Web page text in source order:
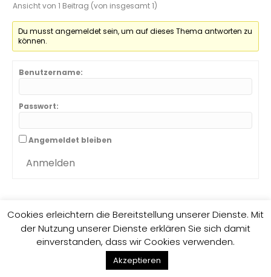
Ansicht von 1 Beitrag (von insgesamt 1)
Du musst angemeldet sein, um auf dieses Thema antworten zu
können.
Benutzername:
Passwort:
Angemeldet bleiben
Anmelden
Impressum Datenschutzrichtlinie
Cookies erleichtern die Bereitstellung unserer Dienste. Mit
der Nutzung unserer Dienste erklären Sie sich damit
einverstanden, dass wir Cookies verwenden.
Akzeptieren